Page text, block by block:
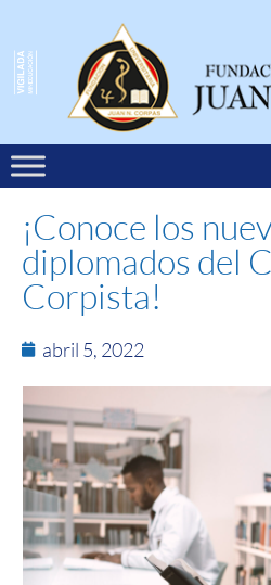
¡Conoce los
diplomados del
Corpista!
abril 5, 2022